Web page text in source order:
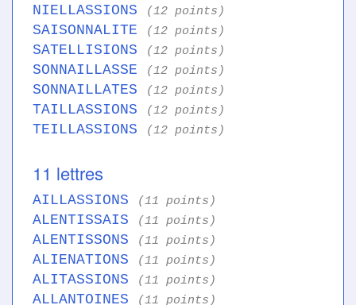
NIELLASSIONS (12 points)
SAISONNALITE (12 points)
SATELLISIONS (12 points)
SONNAILLASSE (12 points)
SONNAILLATES (12 points)
TAILLASSIONS (12 points)
TEILLASSIONS (12 points)
11 lettres
AILLASSIONS (11 points)
ALENTISSAIS (11 points)
ALENTISSONS (11 points)
ALIENATIONS (11 points)
ALITASSIONS (11 points)
ALLANTOINES (11 points)